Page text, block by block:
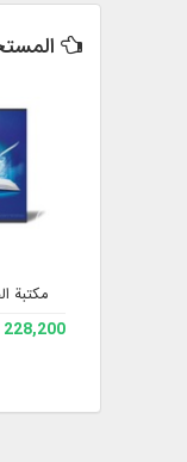
مکتبة
228,200 تومان